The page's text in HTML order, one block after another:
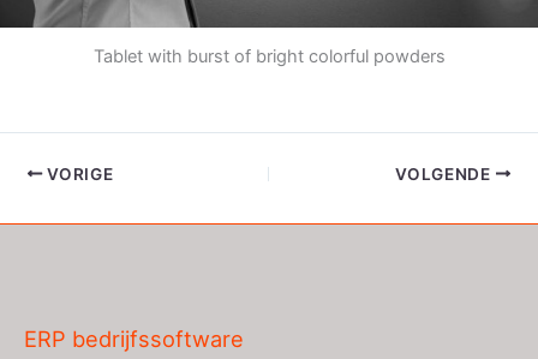
Tablet with burst of bright colorful powders
VORIGE VOLGENDE
ERP bedrijfssoftware